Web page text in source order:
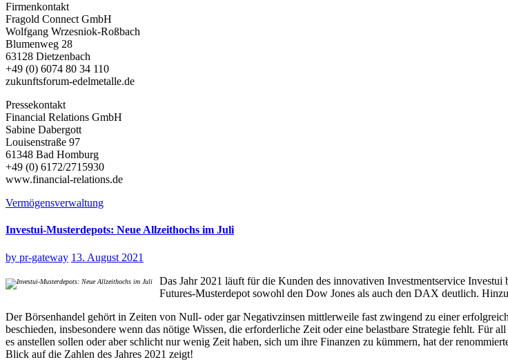
Firmenkontakt
Fragold Connect GmbH
Wolfgang Wrzesniok-Roßbach
Blumenweg 28
63128 Dietzenbach
+49 (0) 6074 80 34 110
zukunftsforum-edelmetalle.de
Pressekontakt
Financial Relations GmbH
Sabine Dabergott
Louisenstraße 97
61348 Bad Homburg
+49 (0) 6172/2715930
www.financial-relations.de
Vermögensverwaltung
Investui-Musterdepots: Neue Allzeithochs im Juli
by pr-gateway 13. August 2021
Das Jahr 2021 läuft für die Kunden des innovativen Investmentservice
Futures-Musterdepot sowohl den Dow Jones als auch den DAX deutlich.
Der Börsenhandel gehört in Zeiten von Null- oder gar Negativzinsen mittlerweile fast zwingend zu einer
beschieden, insbesondere wenn das nötige Wissen, die erforderliche Zeit oder eine belastbare Strategie fehlt.
es anstellen sollen oder aber schlicht nur wenig Zeit haben, sich um ihre Finanzen zu kümmern, hat der
Blick auf die Zahlen des Jahres 2021 zeigt!